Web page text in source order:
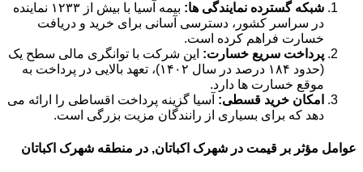
شبکه گسترده نمایندگی ها:
بیمه آسیا با بیش از ۱۲۳۳ نماینده
در سراسر کشور، دسترسی آسانی برای خرید و دریافت
خسارت فراهم کرده است.
پرداخت سریع خسارت: این شرکت با توانگری مالی سطح یک
(حدود ۱۸۴ درصد در سال ۱۴۰۲)، تعهد بالایی در پرداخت به
موقع خسارت ها دارد.
امکان خرید قسطی: آسیا گزینه پرداخت اقساطی را ارائه می
دهد که برای بسیاری از رانندگان مزیت بزرگی است.
عوامل مؤثر بر قیمت در شهرک اکباتان, در منطقه شهرک اکباتان